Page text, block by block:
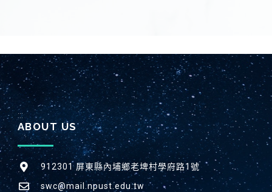
:::
ABOUT US
912301 屏東縣內埔鄉老埤村學府路1號
swc@mail.npust.edu.tw